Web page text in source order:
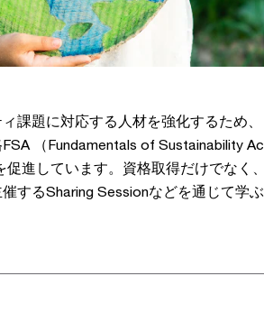
課題に対応する人材を強化するため、
（Fundamentals of Sustainability Ac
進しています。資格取得だけでなく、
するSharing Sessionなどを通じて学ぶ